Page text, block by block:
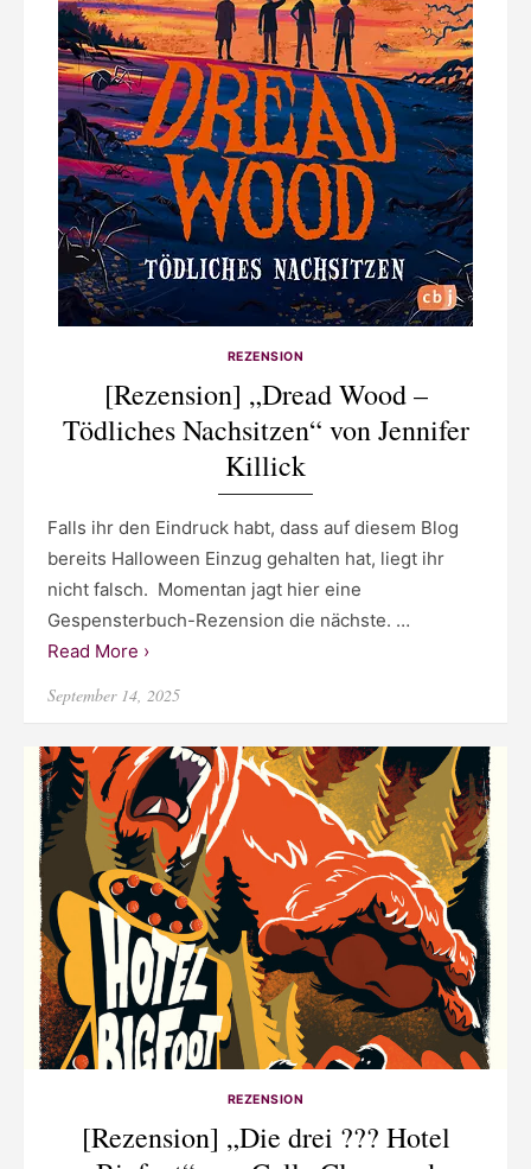
REZENSION
[Rezension] „Dread Wood –
Tödliches Nachsitzen“ von Jennifer
Killick
Falls ihr den Eindruck habt, dass auf diesem Blog
bereits Halloween Einzug gehalten hat, liegt ihr
nicht falsch. Momentan jagt hier eine
Gespensterbuch-Rezension die nächste. …
Read More ›
Posted
September 14, 2025
REZENSION
[Rezension] „Die drei ??? Hotel